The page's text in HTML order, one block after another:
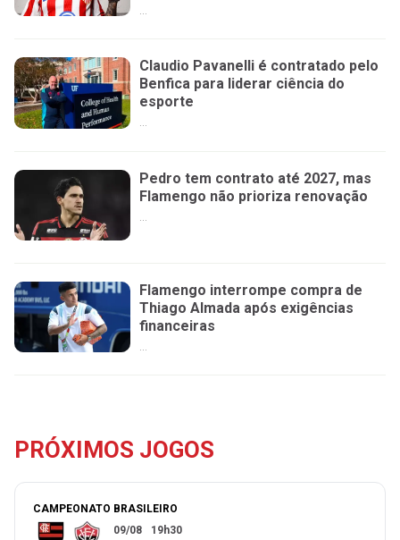
...
Claudio Pavanelli é contratado pelo
Benfica para liderar ciência do
esporte
...
Pedro tem contrato até 2027, mas
Flamengo não prioriza renovação
Flamengo interrompe compra de
Thiago Almada após exigências
financeiras
...
PRÓXIMOS JOGOS
CAMPEONATO BRASILEIRO
09/08 19h30